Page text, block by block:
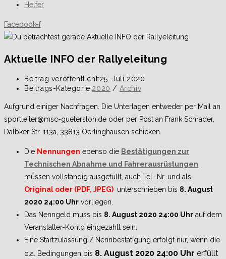
Helfer
Facebook-f
Aktuelle INFO der Rallyeleitung
Beitrag veröffentlicht:25. Juli 2020
Beitrags-Kategorie:2020 / Archiv
Aufgrund einiger Nachfragen. Die Unterlagen entweder per Mail an
sportleiter@msc-guetersloh.de oder per Post an Frank Schrader,
Dalbker Str. 113a, 33813 Oerlinghausen schicken.
Die Nennungen ebenso die Bestätigungen zur
Technischen Abnahme und Fahrerausrüstungen
müssen vollständig ausgefüllt, auch Tel.-Nr. und als
Original oder (PDF, JPEG) unterschrieben bis 8. August
2020 24:00 Uhr vorliegen.
Das Nenngeld muss bis 8. August 2020 24:00 Uhr auf dem
Veranstalter-Konto eingezahlt sein.
Eine Startzulassung / Nennbestätigung erfolgt nur, wenn die
o.a. Bedingungen bis 8. August 2020 24:00 Uhr erfüllt